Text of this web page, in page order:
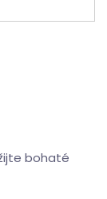
bohaté